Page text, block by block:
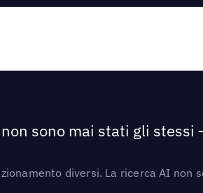
sono mai stati gli
diversi. La ricerca AI non